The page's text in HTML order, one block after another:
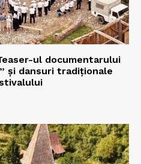
ul documentarului
şi dansuri tradiţionale